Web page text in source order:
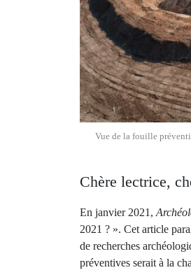
Vue de la fouille
Chère lectrice,
En janvier 2021,
2021 ? ». Cet article
de recherches
préventives serait à la